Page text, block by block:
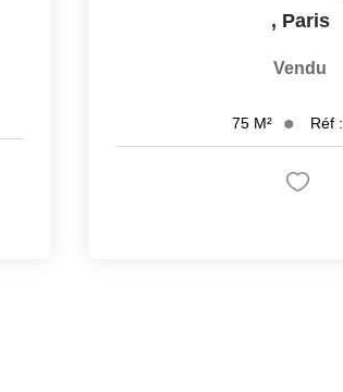
, Paris
Vendu
75 M² Réf :